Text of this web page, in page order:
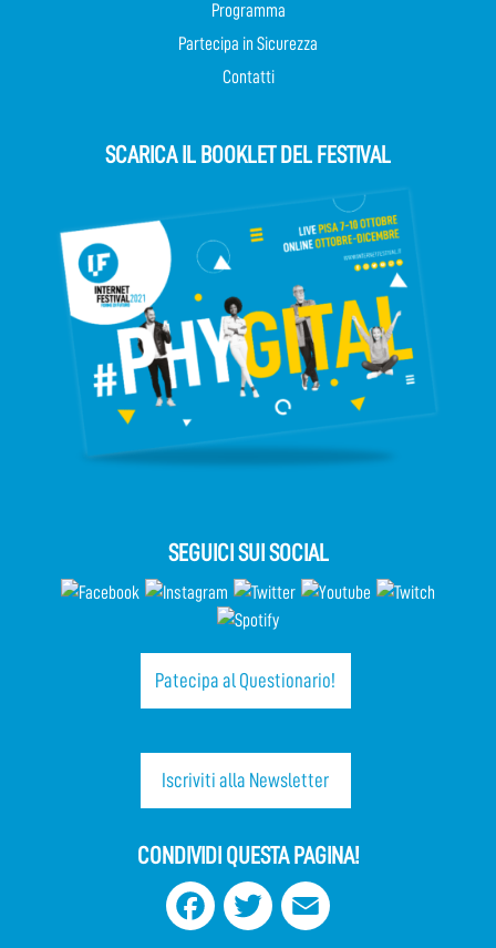
Programma
Partecipa in Sicurezza
Contatti
SCARICA IL BOOKLET DEL FESTIVAL
SEGUICI SUI SOCIAL
Patecipa al Questionario!
Iscriviti alla Newsletter
CONDIVIDI QUESTA PAGINA!
Facebook Twitter